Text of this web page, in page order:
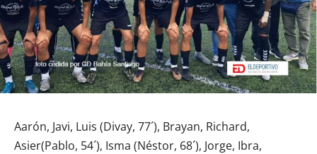
Aarón, Javi, Luis (Divay, 77´), Brayan, Richard,
Asier(Pablo, 54´), Isma (Néstor, 68´), Jorge, Ibra,